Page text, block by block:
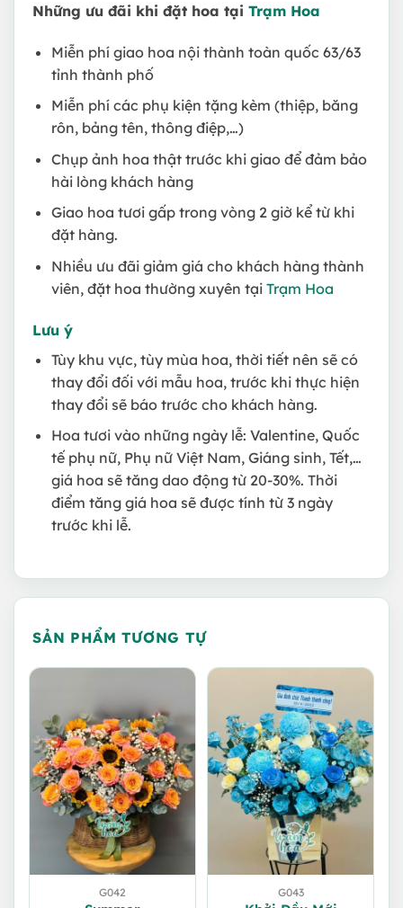
Những ưu đãi khi đặt hoa tại Trạm Hoa
Miễn phí giao hoa nội thành toàn quốc 63/63
tỉnh thành phố
Miễn phí các phụ kiện tặng kèm (thiệp, băng
rôn, bảng tên, thông điệp,…)
Chụp ảnh hoa thật trước khi giao để đảm bảo
hài lòng khách hàng
Giao hoa tươi gấp trong vòng 2 giờ kể từ khi
đặt hàng.
Nhiều ưu đãi giảm giá cho khách hàng thành
viên, đặt hoa thường xuyên tại Trạm Hoa
Lưu ý
Tùy khu vực, tùy mùa hoa, thời tiết nên sẽ có
thay đổi đối với mẫu hoa, trước khi thực hiện
thay đổi sẽ báo trước cho khách hàng.
Hoa tươi vào những ngày lễ: Valentine, Quốc
tế phụ nữ, Phụ nữ Việt Nam, Giáng sinh, Tết,…
giá hoa sẽ tăng dao động từ 20-30%. Thời
điểm tăng giá hoa sẽ được tính từ 3 ngày
trước khi lễ.
SẢN PHẨM TƯƠNG TỰ
G042 G043